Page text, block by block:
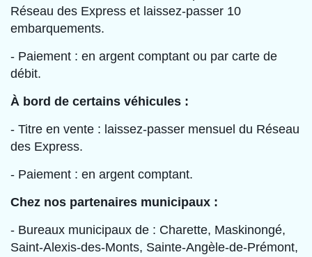
Réseau des Express et laissez-passer 10
embarquements.
- Paiement : en argent comptant ou par carte de
débit.
À bord de certains véhicules :
- Titre en vente : laissez-passer mensuel du Réseau
des Express.
- Paiement : en argent comptant.
Chez nos partenaires municipaux :
- Bureaux municipaux de : Charette, Maskinongé,
Saint-Alexis-des-Monts, Sainte-Angèle-de-Prémont,